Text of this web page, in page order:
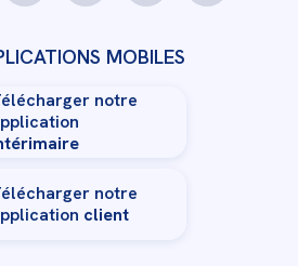
MOBILES
notre
notre
client